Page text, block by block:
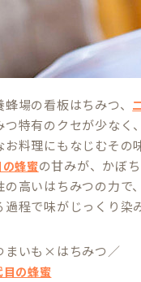
蜂場の看板はちみつ、
つ特有のクセが少なく
お料理にもなじむその
蜂蜜の甘みが、かぼ
の高いはちみつの力で
過程で味がじっくり染
まいも×はちみつ／
目の蜂蜜